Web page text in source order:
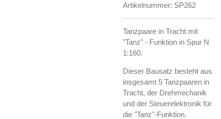
Artikelnummer: SP262
Tanzpaare in Tracht mit
"Tanz" - Funktion in Spur N
1:160.
Dieser Bausatz besteht aus
insgesamt 5 Tanzpaaren in
Tracht, der Drehmechanik
und der Steuerelektronik für
die "Tanz"-Funktion.